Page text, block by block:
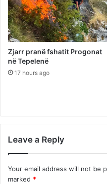
Zjarr pranë fshatit Progonat
në Tepelenë
17 hours ago
Leave a Reply
Your email address will not be
marked *